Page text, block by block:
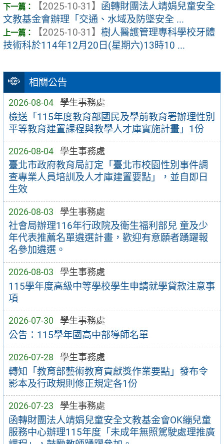
相關公告
2026-08-04 學生事務處
檢送「115年度教育部國民及學前教育署辦理性別
平等教育建置課程與教學人才庫實施計畫」1份
2026-08-04 學生事務處
臺北市政府教育局訂定「臺北市校園性別事件調
查專業人員培訓及人才庫建置要點」，並自即日
生效
2026-08-03 學生事務處
社會局辦理116年行政院及衛生福利部兒 童及少
年代表推薦名單遴選計畫，歡迎有意願者踴躍報
名參加遴選。
2026-08-03 學生事務處
115學年度高級中等學校學生申請就學貸款注意事
項
2026-07-30 學生事務處
公告：115學年國高中部導師名單
2026-07-28 學生事務處
轉知「教育部藝術教育貢獻獎作業要點」發布令
影本及行政規則修正規定各1份
2026-07-23 學生事務處
函轉財團法人靖娟兒童安全文教基金會OK繃兒童
服務中心辦理115年度「未成年無照駕駛處理推廣
【2025-10-31】 函轉財團法人靖娟兒童安全
文教基金會辦理「交通、水域及防墜安全 ...
【2025-10-31】 樹人醫護管理專科學校牙體
技術科於114年12月20日(星期六)13時10 ...